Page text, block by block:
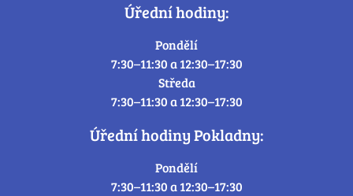
Úřední hodiny:
Pondělí
7:30–11:30 a 12:30–17:30
Středa
7:30–11:30 a 12:30–17:30
Úřední hodiny Pokladny:
Pondělí
7:30–11:30 a 12:30–17:30